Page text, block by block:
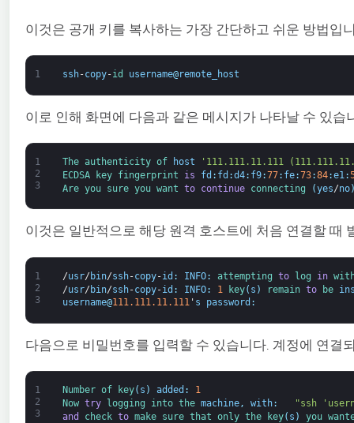
이것은 공개 키를 복사하는 가장 간단하고 쉬운 방법입
1 ssh-copy-id username@remote_host
이로 인해 화면에 다음과 같은 메시지가 나타날 수 있습
1
2
3
The authenticity of host
'111.111.11.111
ECDSA
key fingerprint is fd : fd :d4: f9:77: fe:73:84:e1:
Are you sure you want to continue connecting (yes/no
이것은 일반적으로 해당 원격 호스트에 처음 연결할 때
1
2
3
/usr/ bin/ssh-copy-id : INFO: attempting to log in
/usr/ bin/ssh-copy-id : INFO: 1 key( s ) remain to be
username@111.111.11.111' s password :
다음으로 비밀번호를 입력할 수 있습니다. 계정에 연
1
2
3
Number of key( s ) added :
1
Now try logging into the machine, with:
"ssh
and
check to make sure that only the key( s ) you